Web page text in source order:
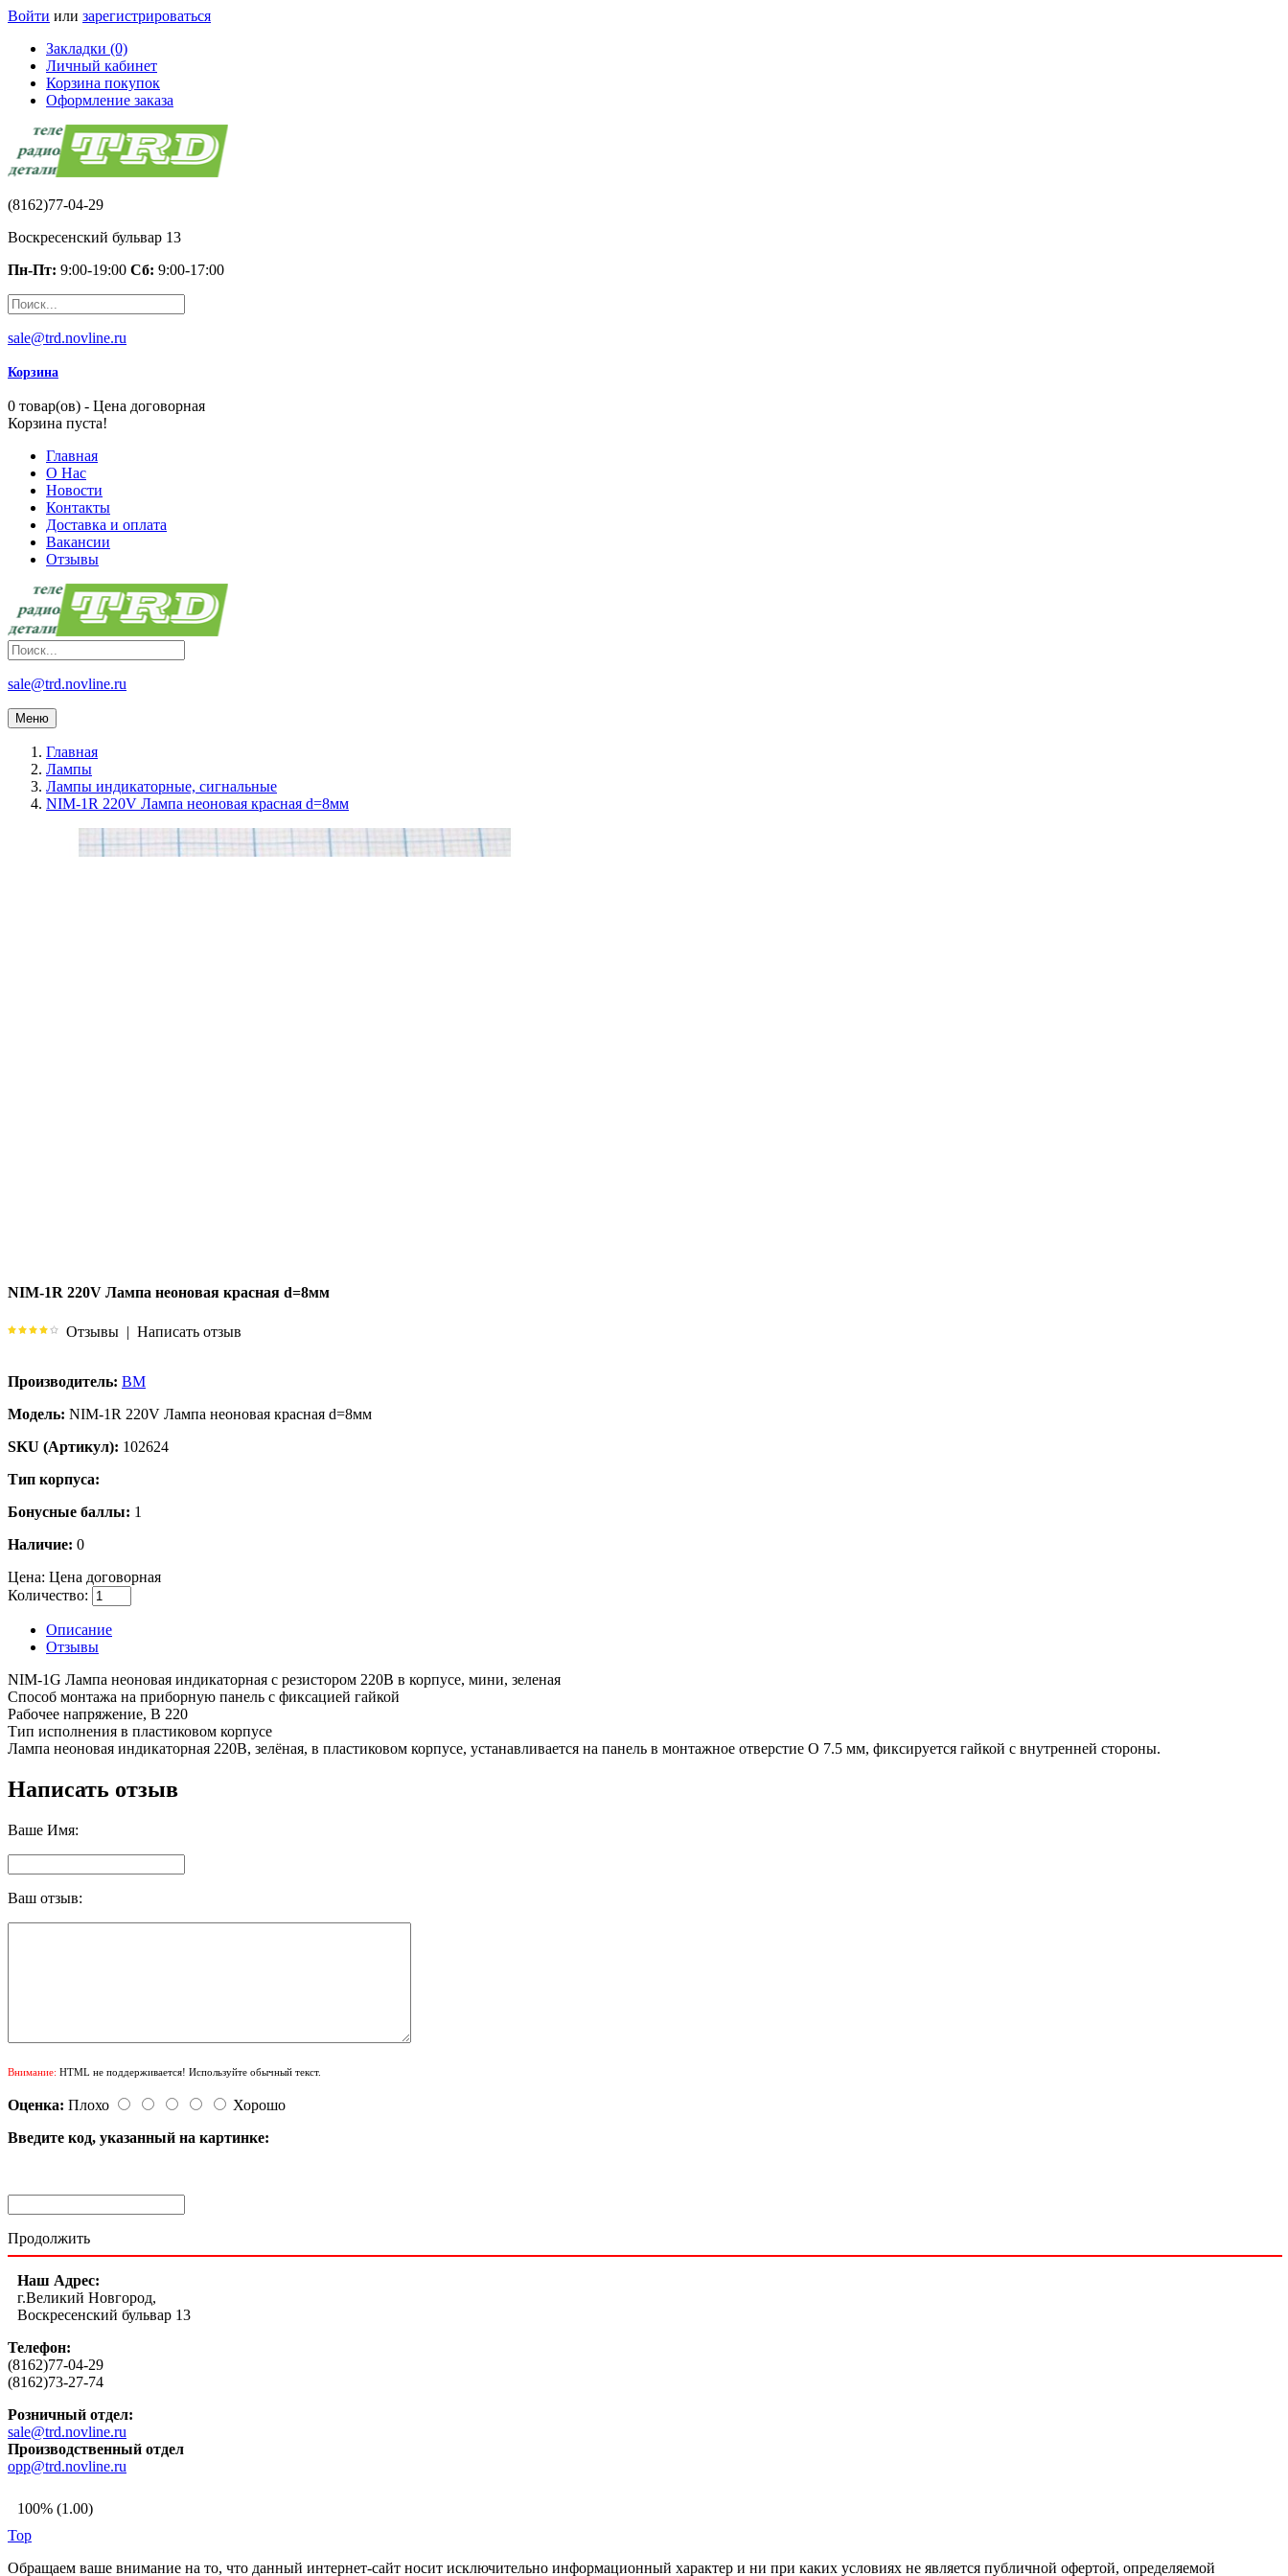
Войти или зарегистрироваться
Закладки (0)
Личный кабинет
Корзина покупок
Оформление заказа
(8162)77-04-29
Воскресенский бульвар 13
Пн-Пт: 9:00-19:00 Сб: 9:00-17:00
sale@trd.novline.ru
Корзина
0 товар(ов) - Цена договорная
Корзина пуста!
Главная
О Нас
Новости
Контакты
Доставка и оплата
Вакансии
Отзывы
sale@trd.novline.ru
Меню
Главная
Лампы
Лампы индикаторные, сигнальные
NIM-1R 220V Лампа неоновая красная d=8мм
NIM-1R 220V Лампа неоновая красная d=8мм
Отзывы | Написать отзыв
Производитель: BM
Модель: NIM-1R 220V Лампа неоновая красная d=8мм
SKU (Артикул): 102624
Тип корпуса:
Бонусные баллы: 1
Наличие: 0
Цена: Цена договорная
Количество:
Описание
Отзывы
NIM-1G Лампа неоновая индикаторная с резистором 220В в корпусе, мини, зеленая
Способ монтажа на приборную панель с фиксацией гайкой
Рабочее напряжение, В 220
Тип исполнения в пластиковом корпусе
Лампа неоновая индикаторная 220В, зелёная, в пластиковом корпусе, устанавливается на панель в монтажное отверстие O 7.5 мм, фиксируется гайкой с внутренней стороны.
Написать отзыв
Ваше Имя:
Ваш отзыв:
Внимание: HTML не поддерживается! Используйте обычный текст.
Оценка: Плохо
Хорошо
Введите код, указанный на картинке:
Продолжить
Наш Адрес:
г.Великий Новгород,
Воскресенский бульвар 13
Телефон:
(8162)77-04-29
(8162)73-27-74
Розничный отдел:
sale@trd.novline.ru
Производственный отдел
opp@trd.novline.ru
100% (1.00)
Top
Обращаем ваше внимание на то, что данный интернет-сайт носит исключительно информационный характер и ни при каких условиях не является публичной офертой, определяемой